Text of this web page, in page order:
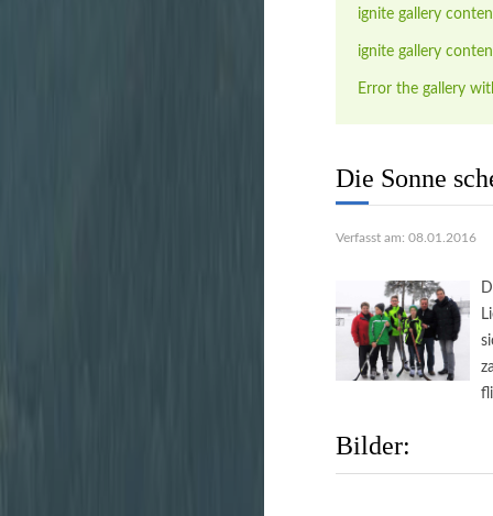
ignite gallery
ignite gallery
Error the gallery
Die Sonne
Verfasst am: 08.01.2016
Bilder: